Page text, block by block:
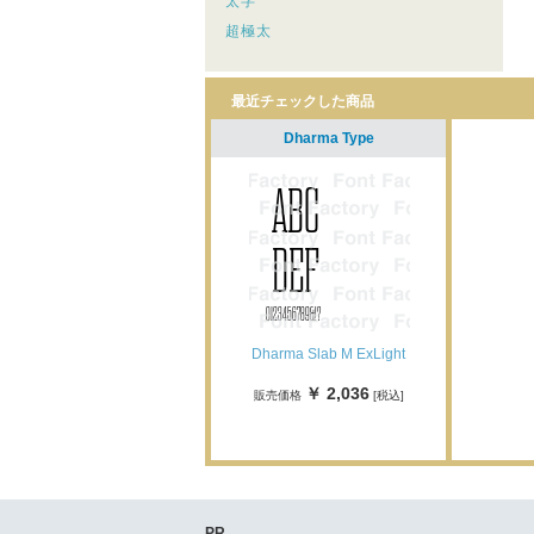
超極太
最近チェックした商品
Dharma Type
Dharma Slab M ExLight
販売価格 ￥ 2,036[税込]